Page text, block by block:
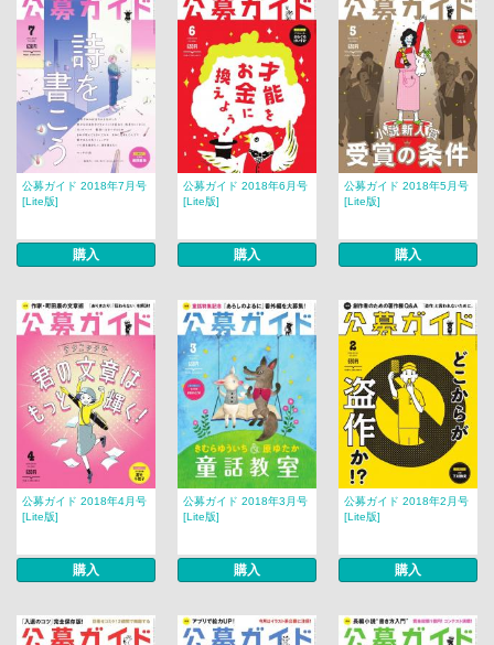
公募ガイド 2018年7月号
[Lite版]
購入
公募ガイド 2018年6月号
[Lite版]
購入
公募ガイド 2018年5月号
[Lite版]
購入
公募ガイド 2018年4月号
[Lite版]
購入
公募ガイド 2018年3月号
[Lite版]
購入
公募ガイド 2018年2月号
[Lite版]
購入